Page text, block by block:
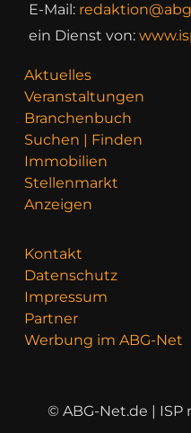
E-Mail:
ein Dienst von:
Aktuelles
Veranstaltungen
Branchenbuch
Suchen | Finden
Immobilien
Stellenmarkt
Anzeigen
Kontakt
Datenschutz
Impressum
Partner
Werbung im ABG-Net
© ABG-Net.de | ISP